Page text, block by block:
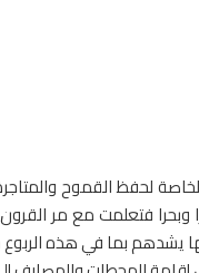
لحفظ القموح
وبحرا فتعلمت مع مر
يشدهم بما في هذه الربوع